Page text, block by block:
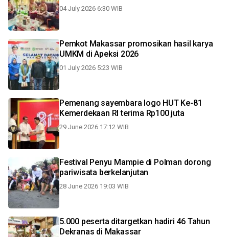
04 July 2026 6:30 WIB
Pemkot Makassar promosikan hasil karya
UMKM di Apeksi 2026
01 July 2026 5:23 WIB
Pemenang sayembara logo HUT Ke-81
Kemerdekaan RI terima Rp100 juta
29 June 2026 17:12 WIB
Festival Penyu Mampie di Polman dorong
pariwisata berkelanjutan
28 June 2026 19:03 WIB
5.000 peserta ditargetkan hadiri 46 Tahun
Dekranas di Makassar